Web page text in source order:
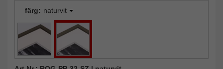
färg: naturvit